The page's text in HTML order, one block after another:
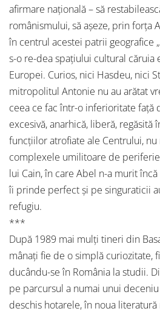
afirmare națională – să
românismului, să așeze, prin forța
în centrul acestei patrii geografice
s-o re-dea spațiului cultural căruia
Europei. Curios, nici Hasdeu, nici
mitropolitul Antonie nu au arătat
ceea ce fac într-o inferioritate față
excesivă, anarhică, liberă, regăsită
funcțiilor atrofiate ale Centrului, nu
complexele umilitoare de
lui Cain, în care Abel n-a murit
îi prinde perfect și pe singuraticii
refugiu.
***
După 1989 mai mulți tineri din
mânați fie de o simplă curiozitate,
ducându-se în România la studii.
pe parcursul a numai unui
deschis hotarele, în noua